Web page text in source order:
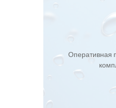
Оперативная